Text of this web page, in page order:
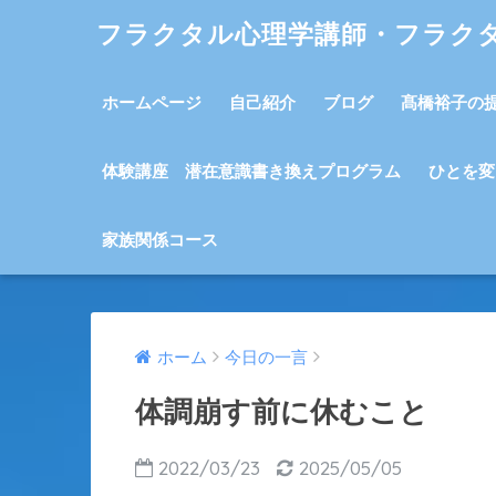
フラクタル心理学講師・フラ
ホームページ 自己紹介 ブログ 髙橋裕子の
体験講座 潜在意識書き換えプログラム ひとを
家族関係コース
ホーム 今日の一言
体調崩す前に休むこと
2022/03/23 2025/05/05